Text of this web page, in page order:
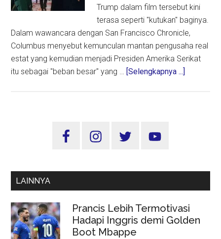
Trump dalam film tersebut kini
terasa seperti "kutukan" baginya.
Dalam wawancara dengan San Francisco Chronicle,
Columbus menyebut kemunculan mantan pengusaha real
estat yang kemudian menjadi Presiden Amerika Serikat
itu sebagai "beban besar" yang … [Selengkapnya ...]
Home
sebagai
‘Kutukan’
Sidebar
LAINNYA
Prancis Lebih Termotivasi
Hadapi Inggris demi Golden
Boot Mbappe